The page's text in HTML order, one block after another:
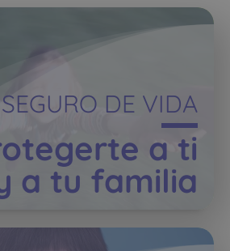
SEGURO DE VIDA
a ti
a tu familia